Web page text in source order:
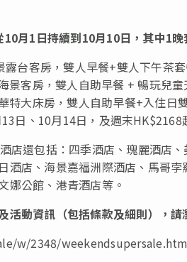
10月1日持續到10月10日 ，其中1晚
露台客房，雙人早餐+雙人下午茶
景客房，雙人自助早餐 + 暢玩兒
特大床房，雙人自助早餐+入住日
日、10月14日，及週末HK$2168
店還包括：四季酒店、瑰麗酒店
酒店、海景嘉福洲際酒店、馬哥
娜公館、港青酒店等。
活動資訊（包括條款及細則），請
w/2348/